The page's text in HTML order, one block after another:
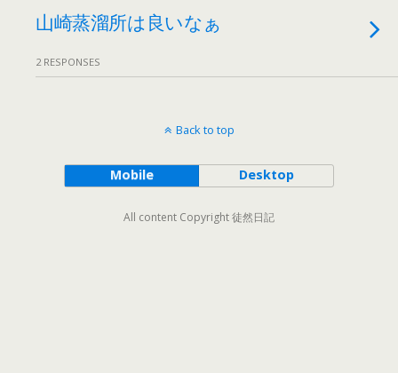
山崎蒸溜所は良いなぁ
2 RESPONSES
Back to top
Mobile Desktop
All content Copyright 徒然日記